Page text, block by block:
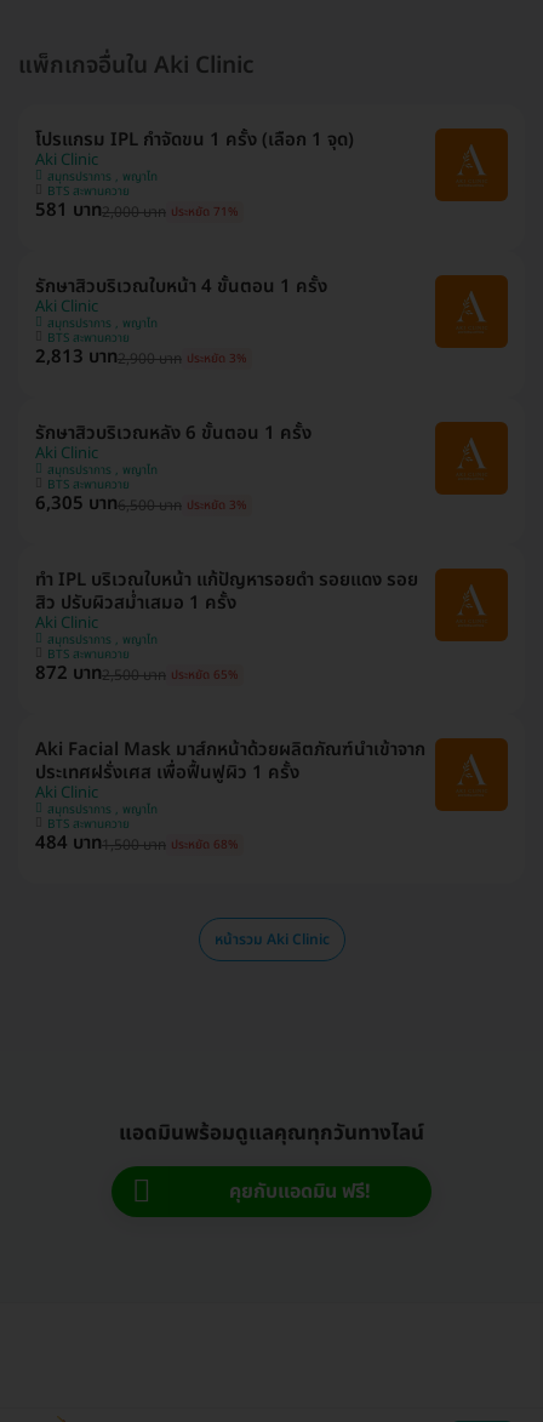
แพ็กเกจอื่นใน Aki Clinic
โปรแกรม IPL กำจัดขน 1 ครั้ง (เลือก 1 จุด)
Aki Clinic
สมุทรปราการ , พญาไท
BTS สะพานควาย
581 บาท2,000 บาท ประหยัด 71%
รักษาสิวบริเวณใบหน้า 4 ขั้นตอน 1 ครั้ง
Aki Clinic
สมุทรปราการ , พญาไท
BTS สะพานควาย
2,813 บาท2,900 บาท ประหยัด 3%
รักษาสิวบริเวณหลัง 6 ขั้นตอน 1 ครั้ง
Aki Clinic
สมุทรปราการ , พญาไท
BTS สะพานควาย
6,305 บาท6,500 บาท ประหยัด 3%
ทำ IPL บริเวณใบหน้า แก้ปัญหารอยดำ รอยแดง รอย
สิว ปรับผิวสม่ำเสมอ 1 ครั้ง
Aki Clinic
สมุทรปราการ , พญาไท
BTS สะพานควาย
872 บาท2,500 บาท ประหยัด 65%
Aki Facial Mask มาส์กหน้าด้วยผลิตภัณฑ์นําเข้าจาก
ประเทศฝรั่งเศส เพื่อฟื้นฟูผิว 1 ครั้ง
Aki Clinic
สมุทรปราการ , พญาไท
BTS สะพานควาย
484 บาท1,500 บาท ประหยัด 68%
หน้ารวม Aki Clinic
แอดมินพร้อมดูแลคุณทุกวันทางไลน์
คุยกับแอดมิน ฟรี!